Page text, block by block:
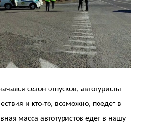
сезон отпусков, автотуристы
и кто-то, возможно, поедет в
масса автотуристов едет в нашу